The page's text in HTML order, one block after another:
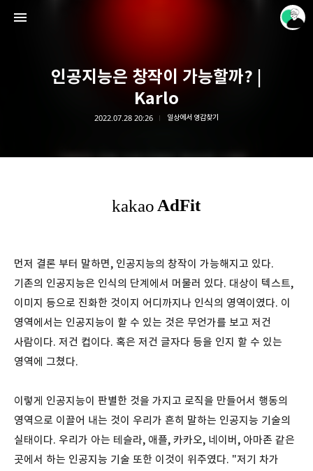
인공지능은 창작이 가능할까? |
Karlo
2022.07.28 20:26 일상에서 영감찾기
먼저 결론 부터 말하면, 인공지능의 창작이 가능해지고 있다.
기존의 인공지능은 인식의 단계에서 머물러 있다. 대상이 텍스트,
이미지 등으로 진화한 것이지 어디까지나 인식의 영역이였다. 이
영역에서는 인공지능이 할 수 있는 것은 무언가를 보고 저건
사람이다. 저건 컵이다. 혹은 저건 글자다 등을 인지 할 수 있는
영역에 그쳤다.
이렇게 인공지능이 판별한 것을 가지고 로직을 만들어서 행동의
영역으로 이끌어 내는 것이 우리가 흔히 말하는 인공지능 기술의
실태이다. 우리가 아는 테슬라, 애플, 카카오, 네이버, 아마존 같은
곳에서 하는 인공지능 기술 또한 이것이 위주였다. "저기 차가
가을달